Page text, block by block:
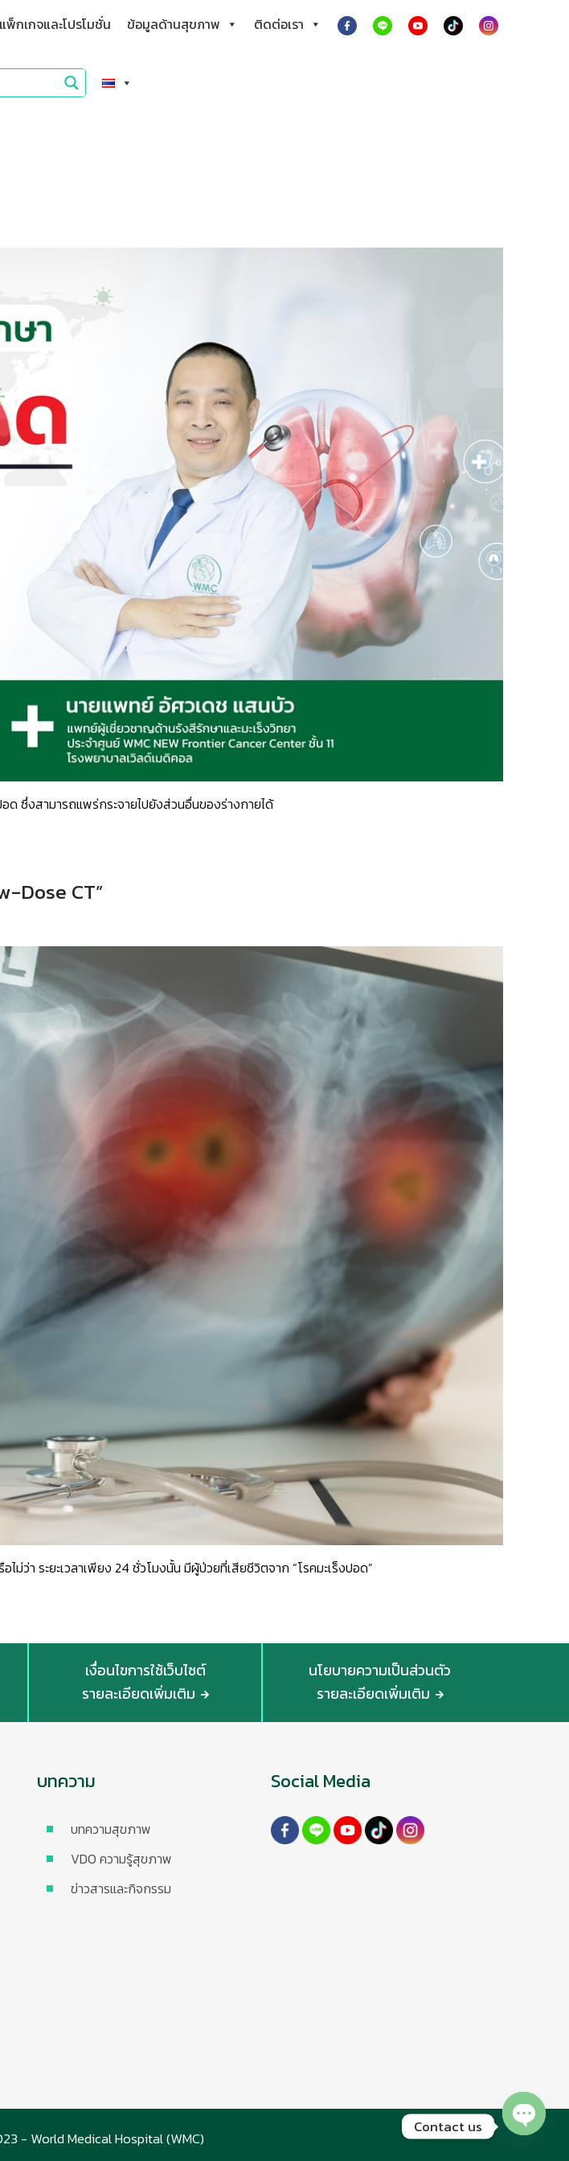
แพ็กเกจและโปรโมชั่น ข้อมูลด้านสุขภาพ ติดต่อเรา
ด ซึ่งสามารถแพร่กระจายไปยังส่วนอื่นของร่างกายได้
Dose CT”
ไม่ว่า ระยะเวลาเพียง 24 ชั่วโมงนั้น มีผู้ป่วยที่เสียชีวิตจาก “โรคมะเร็งปอด”
เงื่อนไขการใช้เว็บไซต์
รายละเอียดเพิ่มเติม
นโยบายความเป็นส่วนตัว
รายละเอียดเพิ่มเติม
บทความ
บทความสุขภาพ
VDO ความรู้สุขภาพ
ข่าวสารและกิจกรรม
Social Media
- World Medical Hospital (WMC)
Contact us